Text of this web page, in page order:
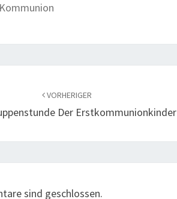
Kommunion
VORHERIGER
Der Erstkommunionkinder
sind geschlossen.